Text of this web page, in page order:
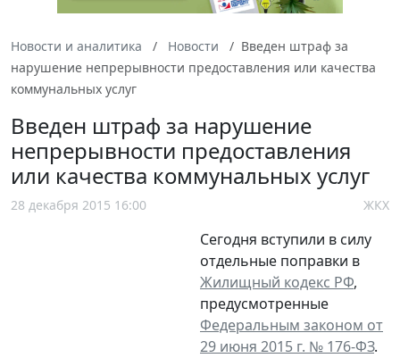
Новости и аналитика Новости
Введен штраф за
нарушение непрерывности предоставления или качества
коммунальных услуг
Введен штраф за нарушение
непрерывности предоставления
или качества коммунальных услуг
28 декабря 2015 16:00 ЖКХ
Сегодня вступили в силу
отдельные поправки в
Жилищный кодекс РФ,
предусмотренные
Федеральным законом от
29 июня 2015 г. № 176-ФЗ.